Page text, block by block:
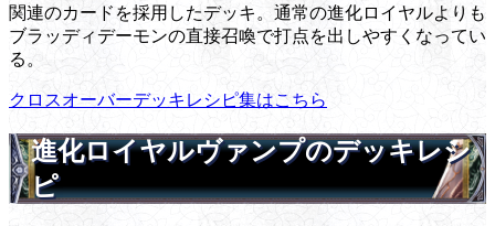
関連のカードを採用したデッキ。通常の進化ロイヤルよりも
ブラッディデーモンの直接召喚で打点を出しやすくなってい
る。
クロスオーバーデッキレシピ集はこちら
進化ロイヤルヴァンプのデッキレシ
ピ